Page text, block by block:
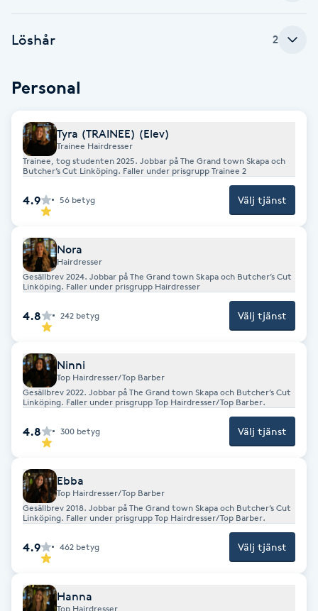
Damklippning
Enzympeeling
Extensions
Extensions borttagning
Eyeliner-tatuering
Face framing
Faceliftmassage
Fet hårbotten
Fettreducering
Fibromassage
Fillers
Fotmassage
Löshår 2
Personal
Tyra (TRAINEE) (Elev)
Trainee Hairdresser
Trainee, tog studenten 2025. Jobbar på The Grand town Skapa och
Butcher’s Cut Linköping. Faller under prisgrupp Trainee 2
4.9 56 betyg Välj tjänst
Nora
Hairdresser
Gesällbrev 2024. Jobbar på The Grand town Skapa och Butcher’s Cut
Linköping. Faller under prisgrupp Hairdresser
4.8 242 betyg Välj tjänst
Ninni
Top Hairdresser/Top Barber
Gesällbrev 2022. Jobbar på The Grand town Skapa och Butcher’s Cut
Linköping. Faller under prisgrupp Top Hairdresser/Top Barber.
4.8 300 betyg Välj tjänst
Ebba
Top Hairdresser/Top Barber
Gesällbrev 2018. Jobbar på The Grand town Skapa och Butcher’s Cut
Linköping. Faller under prisgrupp Top Hairdresser/Top Barber.
4.9 462 betyg Välj tjänst
Hanna
Top Hairdresser